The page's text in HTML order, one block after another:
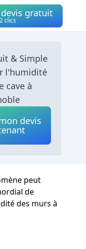
gratuit
clics
& Simple
l'humidité
cave à
devis
peut
de
des murs à